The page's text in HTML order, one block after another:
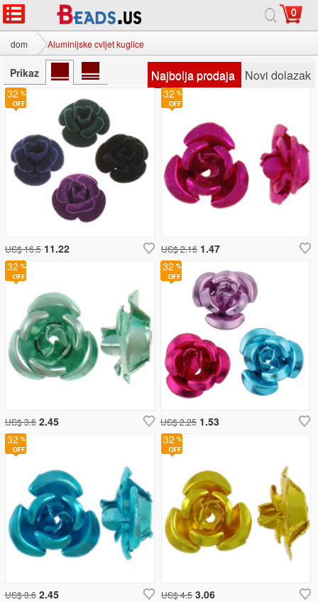
0
dom Aluminijske cvijet kuglice
Prikaz Najbolja prodaja Novi dolazak
32
US$ 3.6 2.45
32
US$ 16.5 11.22
32
US$ 4.5 3.06
32
US$ 3.6 2.45
32
US$ 2.16 1.47
32
US$ 2.25 1.53